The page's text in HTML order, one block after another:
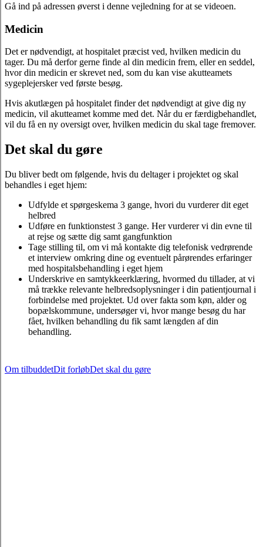
Gå ind på adressen øverst i denne vejledning for at se videoen.
Medicin
Det er nødvendigt, at hospitalet præcist ved, hvilken medicin du
tager. Du må derfor gerne finde al din medicin frem, eller en seddel,
hvor din medicin er skrevet ned, som du kan vise akutteamets
sygeplejersker ved første besøg.
Hvis akutlægen på hospitalet finder det nødvendigt at give dig ny
medicin, vil akutteamet komme med det. Når du er færdigbehandlet,
vil du få en ny oversigt over, hvilken medicin du skal tage fremover.
Det skal du gøre
Du bliver bedt om følgende, hvis du deltager i projektet og skal
behandles i eget hjem:
Udfylde et spørgeskema 3 gange, hvori du vurderer dit eget
helbred
Udføre en funktionstest 3 gange. Her vurderer vi din evne til
at rejse og sætte dig samt gangfunktion
Tage stilling til, om vi må kontakte dig telefonisk vedrørende
et interview omkring dine og eventuelt pårørendes erfaringer
med hospitalsbehandling i eget hjem
Underskrive en samtykkeerklæring, hvormed du tillader, at vi
må trække relevante helbredsoplysninger i din patientjournal i
forbindelse med projektet. Ud over fakta som køn, alder og
bopælskommune, undersøger vi, hvor mange besøg du har
fået, hvilken behandling du fik samt længden af din
behandling.
Om tilbuddetDit forløbDet skal du gøre